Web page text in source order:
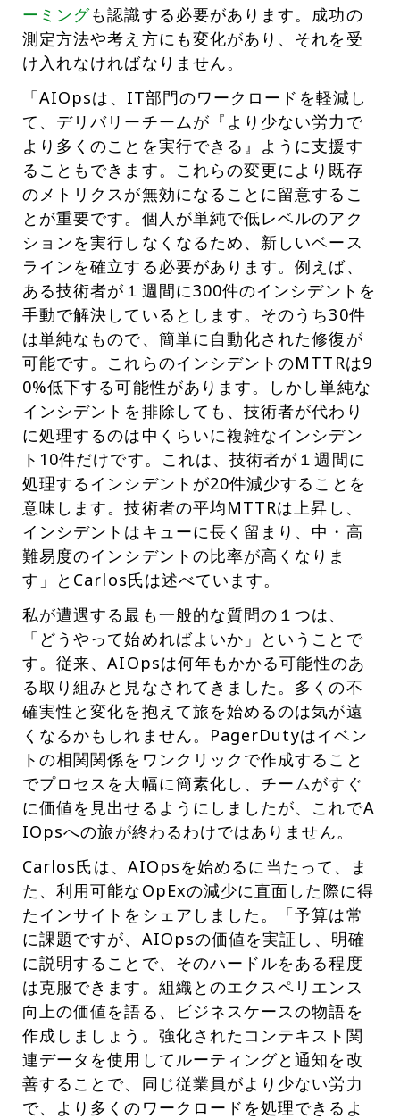
ーミングも認識する必要があります。成功の
測定方法や考え方にも変化があり、それを受
け入れなければなりません。
「AIOpsは、IT部門のワークロードを軽減し
て、デリバリーチームが『より少ない労力で
より多くのことを実行できる』ように支援す
ることもできます。これらの変更により既存
のメトリクスが無効になることに留意するこ
とが重要です。個人が単純で低レベルのアク
ションを実行しなくなるため、新しいベース
ラインを確立する必要があります。例えば、
ある技術者が１週間に300件のインシデントを
手動で解決しているとします。そのうち30件
は単純なもので、簡単に自動化された修復が
可能です。これらのインシデントのMTTRは9
0%低下する可能性があります。しかし単純な
インシデントを排除しても、技術者が代わり
に処理するのは中くらいに複雑なインシデン
ト10件だけです。これは、技術者が１週間に
処理するインシデントが20件減少することを
意味します。技術者の平均MTTRは上昇し、
インシデントはキューに長く留まり、中・高
難易度のインシデントの比率が高くなりま
す」とCarlos氏は述べています。
私が遭遇する最も一般的な質問の１つは、
「どうやって始めればよいか」ということで
す。従来、AIOpsは何年もかかる可能性のあ
る取り組みと見なされてきました。多くの不
確実性と変化を抱えて旅を始めるのは気が遠
くなるかもしれません。PagerDutyはイベン
トの相関関係をワンクリックで作成すること
でプロセスを大幅に簡素化し、チームがすぐ
に価値を見出せるようにしましたが、これでA
IOpsへの旅が終わるわけではありません。
Carlos氏は、AIOpsを始めるに当たって、ま
た、利用可能なOpExの減少に直面した際に得
たインサイトをシェアしました。「予算は常
に課題ですが、AIOpsの価値を実証し、明確
に説明することで、そのハードルをある程度
は克服できます。組織とのエクスペリエンス
向上の価値を語る、ビジネスケースの物語を
作成しましょう。強化されたコンテキスト関
連データを使用してルーティングと通知を改
善することで、同じ従業員がより少ない労力
で、より多くのワークロードを処理できるよ